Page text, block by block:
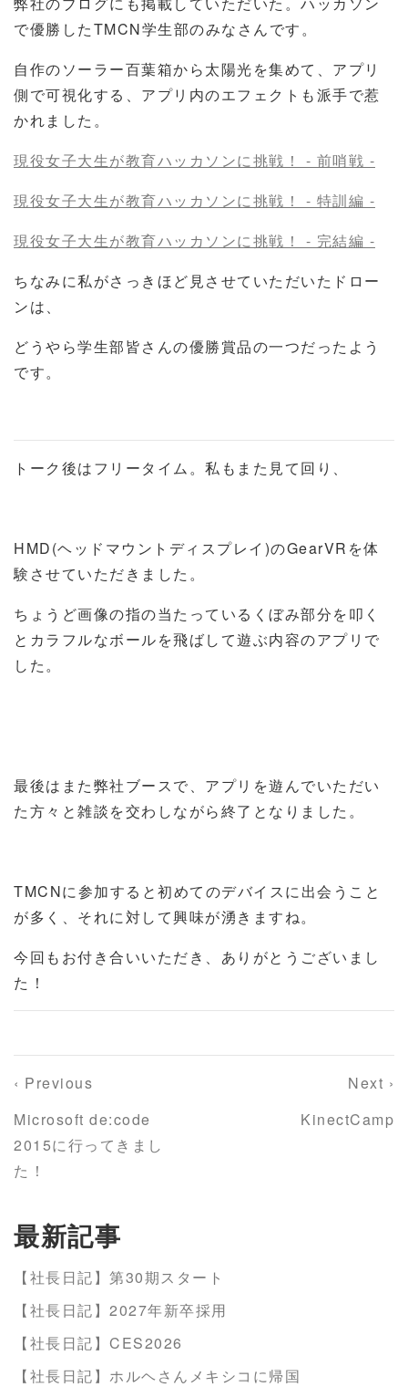
で優勝したTMCN学生部のみなさんです。
自作のソーラー百葉箱から太陽光を集めて、アプリ
側で可視化する、アプリ内のエフェクトも派手で惹
かれました。
現役女子大生が教育ハッカソンに挑戦！ - 前哨戦 -
現役女子大生が教育ハッカソンに挑戦！ - 特訓編 -
現役女子大生が教育ハッカソンに挑戦！ - 完結編 -
ちなみに私がさっきほど見させていただいたドロー
ンは、
どうやら学生部皆さんの優勝賞品の一つだったよう
です。
トーク後はフリータイム。私もまた見て回り、
HMD(ヘッドマウントディスプレイ)のGearVRを体
験させていただきました。
ちょうど画像の指の当たっているくぼみ部分を叩く
とカラフルなボールを飛ばして遊ぶ内容のアプリで
した。
最後はまた弊社ブースで、アプリを遊んでいただい
た方々と雑談を交わしながら終了となりました。
TMCNに参加すると初めてのデバイスに出会うこと
が多く、それに対して興味が湧きますね。
今回もお付き合いいただき、ありがとうございまし
た！
‹ Previous
Microsoft de:code
2015に行ってきまし
た！
Next ›
KinectCamp
最新記事
【社長日記】第30期スタート
【社長日記】2027年新卒採用
【社長日記】CES2026
【社長日記】ホルヘさんメキシコに帰国